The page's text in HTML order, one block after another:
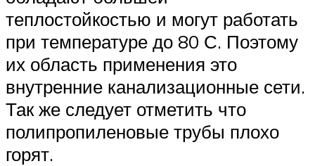
теплостойкостью и могут работать
при температуре до 80 С. Поэтому
их область применения это
внутренние канализационные сети.
Так же следует отметить что
полипропиленовые трубы плохо
горят.